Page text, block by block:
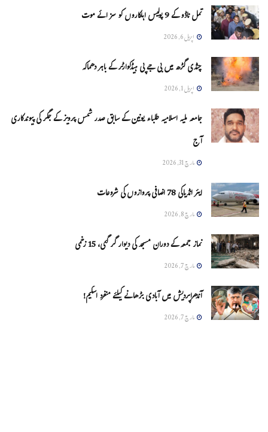
تمل ناڈو کے 9 پولیس اہلکاروں کو سزائے موت
اپریل 6, 2026
چنڈی گڑھ میں بی جے پی ہیڈکوارٹر کے باہر دھماکہ
اپریل 1, 2026
جامعہ ملیہ اسلامیہ طلباء یونین کے سابق صدر شمس پرویز کے جگر کی پیوندکاری
آج
مارچ 31, 2026
ایئر انڈیاکی 78 اضافی پروازوں کی شروعات
مارچ 8, 2026
نماز جمعہ کے دوران مسجد کی دیوار گر گئی، 15 زخمی
مارچ 7, 2026
آندھراپردیش میں آبادی بڑھانے کیلئے منفرد اسکیم!
مارچ 7, 2026